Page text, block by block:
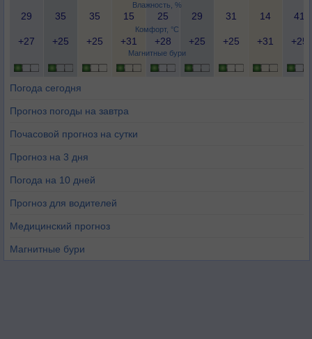
Влажность, %
Комфорт, °C
Магнитные бури
29 35 35 15 25 29 31 14 41
+27 +25 +25 +31 +28 +25 +25 +31 +25
Погода сегодня
Прогноз погоды на завтра
Почасовой прогноз на сутки
Прогноз на 3 дня
Погода на 10 дней
Прогноз для водителей
Медицинский прогноз
Магнитные бури